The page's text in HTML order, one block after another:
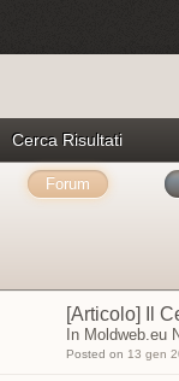
Cerca Risultati
Forum
[Articolo] Il
In Moldweb.eu
Posted on 13 gen